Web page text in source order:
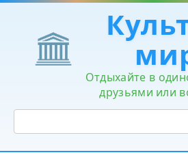
Перейти
контенту
Отдыхайте в
друзьями или
Поиск: